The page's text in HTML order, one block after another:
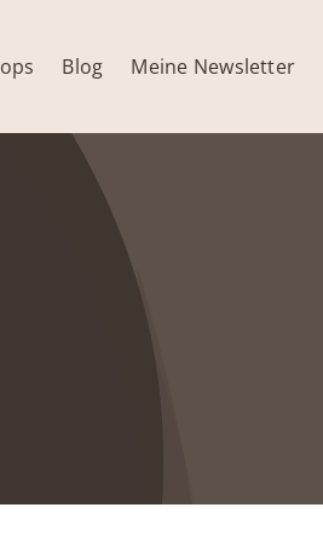
Blog Meine Newsletter